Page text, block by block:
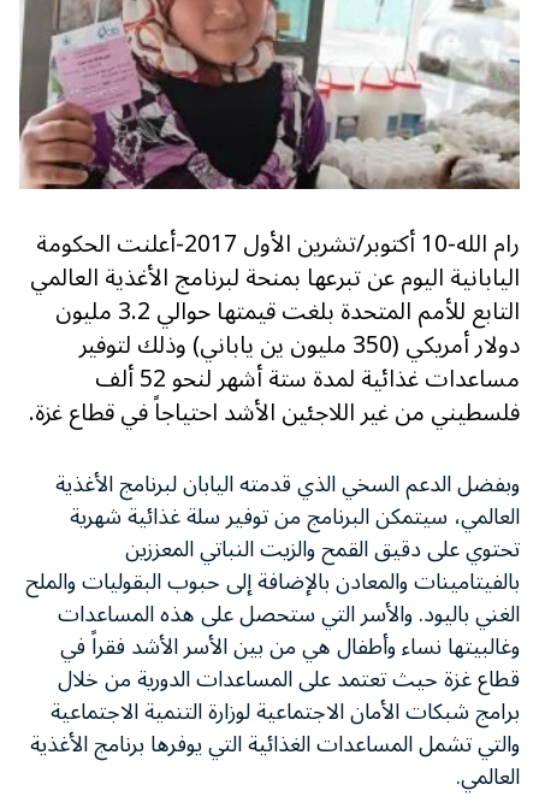
رام الله-10 أكتوبر/تشرين الأول 2017-أعلنت الحكومة
اليابانية اليوم عن تبرعها بمنحة لبرنامج الأغذية العالمي
التابع للأمم المتحدة بلغت قيمتها حوالي 3.2 مليون
دولار أمريكي (350 مليون ين ياباني) وذلك لتوفير
مساعدات غذائية لمدة ستة أشهر لنحو 52 ألف
فلسطيني من غير اللاجئين الأشد احتياجاً في قطاع غزة.
وبفضل الدعم السخي الذي قدمته اليابان لبرنامج الأغذية
العالمي، سيتمكن البرنامج من توفير سلة غذائية شهرية
تحتوي على دقيق القمح والزيت النباتي المعززين
بالفيتامينات والمعادن بالإضافة إلى حبوب البقوليات والملح
الغني باليود. والأسر التي ستحصل على هذه المساعدات
وغالبيتها نساء وأطفال هي من بين الأسر الأشد فقراً في
قطاع غزة حيث تعتمد على المساعدات الدورية من خلال
برامج شبكات الأمان الاجتماعية لوزارة التنمية الاجتماعية
والتي تشمل المساعدات الغذائية التي يوفرها برنامج الأغذية
العالمي.